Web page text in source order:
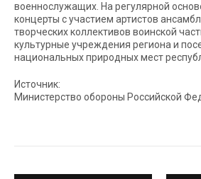
военнослужащих. На регулярной
концерты с участием артистов
творческих коллективов воинской
культурные учреждения региона и
национальных природных мест
Источник:
Министерство обороны Российской